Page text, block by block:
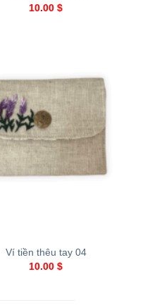
10.00 $
Ví tiền thêu tay 04
10.00 $